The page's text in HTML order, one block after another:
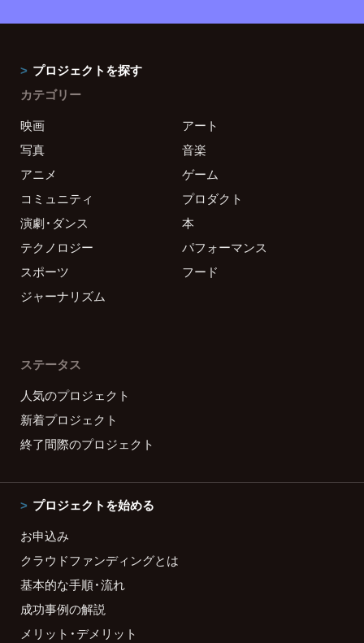
プロジェクトを探す
カテゴリー
映画
アート
写真
音楽
アニメ
ゲーム
コミュニティ
プロダクト
演劇・ダンス
本
テクノロジー
パフォーマンス
スポーツ
フード
ジャーナリズム
ステータス
人気のプロジェクト
新着プロジェクト
終了間際のプロジェクト
プロジェクトを始める
お申込み
クラウドファンディングとは
基本的な手順・流れ
成功事例の解説
メリット・デメリット